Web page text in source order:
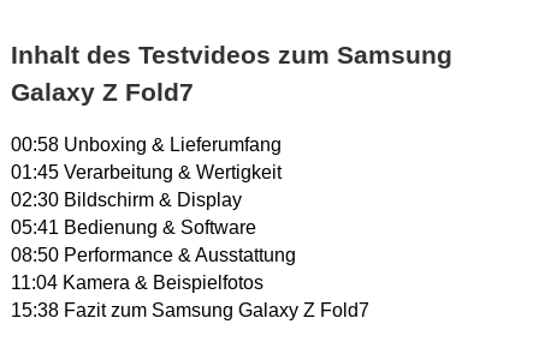
Inhalt des Testvideos zum Samsung
Galaxy Z Fold7
00:58 Unboxing & Lieferumfang
01:45 Verarbeitung & Wertigkeit
02:30 Bildschirm & Display
05:41 Bedienung & Software
08:50 Performance & Ausstattung
11:04 Kamera & Beispielfotos
15:38 Fazit zum Samsung Galaxy Z Fold7